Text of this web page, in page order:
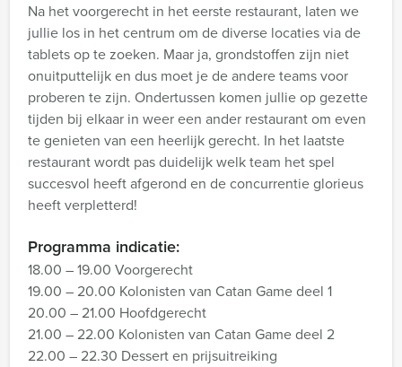
Na het voorgerecht in het eerste restaurant, laten we
jullie los in het centrum om de diverse locaties via de
tablets op te zoeken. Maar ja, grondstoffen zijn niet
onuitputtelijk en dus moet je de andere teams voor
proberen te zijn. Ondertussen komen jullie op gezette
tijden bij elkaar in weer een ander restaurant om even
te genieten van een heerlijk gerecht. In het laatste
restaurant wordt pas duidelijk welk team het spel
succesvol heeft afgerond en de concurrentie glorieus
heeft verpletterd!
Programma indicatie:
18.00 – 19.00 Voorgerecht
19.00 – 20.00 Kolonisten van Catan Game deel 1
20.00 – 21.00 Hoofdgerecht
21.00 – 22.00 Kolonisten van Catan Game deel 2
22.00 – 22.30 Dessert en prijsuitreiking